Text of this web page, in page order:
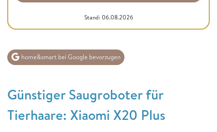
Stand: 06.08.2026
home&smart bei Google bevorzugen
Günstiger Saugroboter für
Tierhaare: Xiaomi X20 Plus